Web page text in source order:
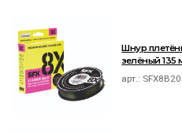
Шнур
зелёный 135
арт.: